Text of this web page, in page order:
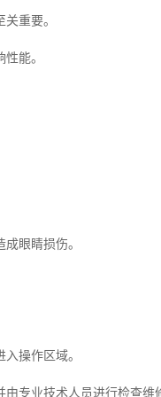
重要。
能。
眼睛损伤。
操作区域。
由专业技术人员进行检查维